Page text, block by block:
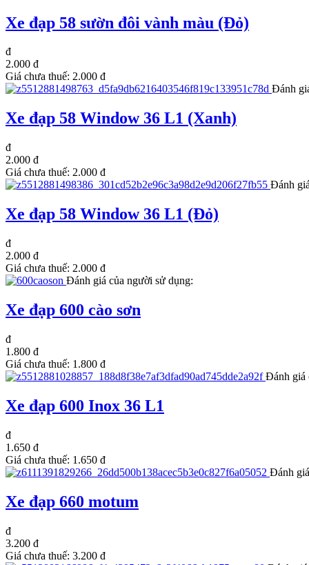
Xe đạp 58 sườn đôi vành màu (Đỏ)
đ
2.000 đ
Giá chưa thuế: 2.000 đ
Đánh
Xe đạp 58 Window 36 L1 (Xanh)
đ
2.000 đ
Giá chưa thuế: 2.000 đ
Đánh
Xe đạp 58 Window 36 L1 (Đỏ)
đ
2.000 đ
Giá chưa thuế: 2.000 đ
Đánh giá của người sử dụng:
Xe đạp 600 cào sơn
đ
1.800 đ
Giá chưa thuế: 1.800 đ
Đánh giá
Xe đạp 600 Inox 36 L1
đ
1.650 đ
Giá chưa thuế: 1.650 đ
Đánh
Xe đạp 660 motum
đ
3.200 đ
Giá chưa thuế: 3.200 đ